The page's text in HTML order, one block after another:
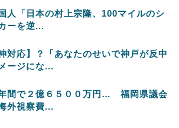
人「日本の村上宗隆、100マイルのシ
ーを逆...
神対応】？「あなたのせいで神戸が反中
ージにな...
間で２億６５００万円… 福岡県議会
海外視察費...